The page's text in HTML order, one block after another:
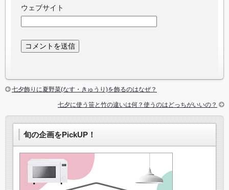
ウェブサイト
七夕飾りに夏野菜(なす・きゅうり)を飾るのはなぜ？
七夕に使う笹と竹の違いは何？使うのはどっちがいいの？
旬の企画をPickUP！